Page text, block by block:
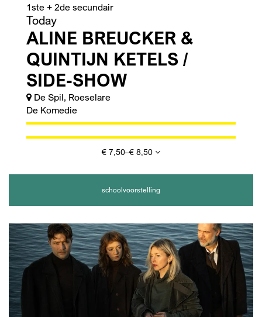
Today
ALINE BREUCKER &
QUINTIJN KETELS /
SIDE-SHOW
1ste + 2de secundair
De Spil, Roeselare
De Komedie
€ 7,50–€ 8,50
schoolvoorstelling